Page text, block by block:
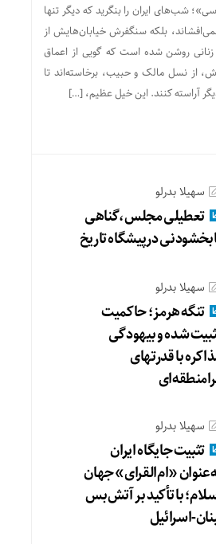
شب‌های ایران را بنگرید که دیگر تنها
بلکه سنگفرش خیابان‌هایش از
زنانی روشن شده است که گویی از اعماق
از نسل مالک و حبیب، برخاسته‌اند تا
آراسته کنند. این خیل عظیم، […]
سهیلا بدرلو
تعطیلی مجلس،گناهی
درپیشگاه تاریخ
سهیلا بدرلو
تنگه هرمز؛ حاکمیت
شده و بیهودگی
با قدرتهای
سهیلا بدرلو
تثبیت جایگاه ایران
«ام‌القرای» جهان
با تأکید بر آتش‌بس
اسرائیل